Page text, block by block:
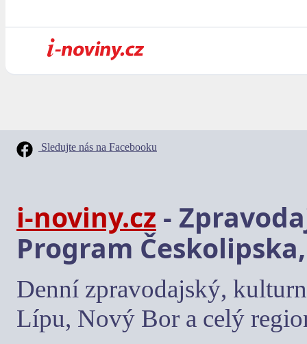
Sledujte nás na Facebooku
i-noviny.cz -
Program
Denní zpravodajský,
Lípu, Nový Bor a celý